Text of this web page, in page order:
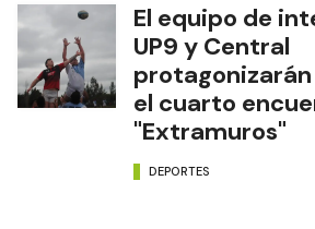
El equipo de
UP9 y Central
el cuarto
"Extramuros"
DEPORTES